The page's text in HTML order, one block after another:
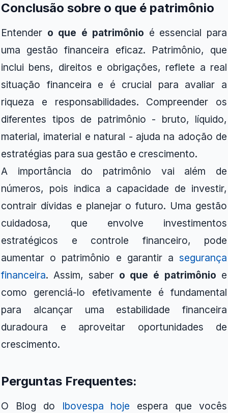
Conclusão sobre o que é patrimônio
Entender o que é patrimônio é essencial para
uma gestão financeira eficaz. Patrimônio, que
inclui bens, direitos e obrigações, reflete a real
situação financeira e é crucial para avaliar a
riqueza e responsabilidades. Compreender os
diferentes tipos de patrimônio - bruto, líquido,
material, imaterial e natural - ajuda na adoção de
estratégias para sua gestão e crescimento.
A importância do patrimônio vai além de
números, pois indica a capacidade de investir,
contrair dívidas e planejar o futuro. Uma gestão
cuidadosa, que envolve investimentos
estratégicos e controle financeiro, pode
aumentar o patrimônio e garantir a segurança
financeira. Assim, saber o que é patrimônio e
como gerenciá-lo efetivamente é fundamental
para alcançar uma estabilidade financeira
duradoura e aproveitar oportunidades de
crescimento.
Perguntas Frequentes:
O Blog do Ibovespa hoje espera que vocês